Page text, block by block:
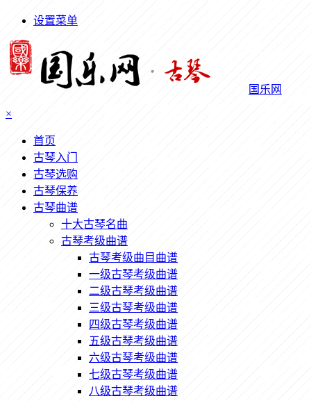
设置菜单
国乐网
×
首页
古琴入门
古琴选购
古琴保养
古琴曲谱
十大古琴名曲
古琴考级曲谱
古琴考级曲目曲谱
一级古琴考级曲谱
二级古琴考级曲谱
三级古琴考级曲谱
四级古琴考级曲谱
五级古琴考级曲谱
六级古琴考级曲谱
七级古琴考级曲谱
八级古琴考级曲谱